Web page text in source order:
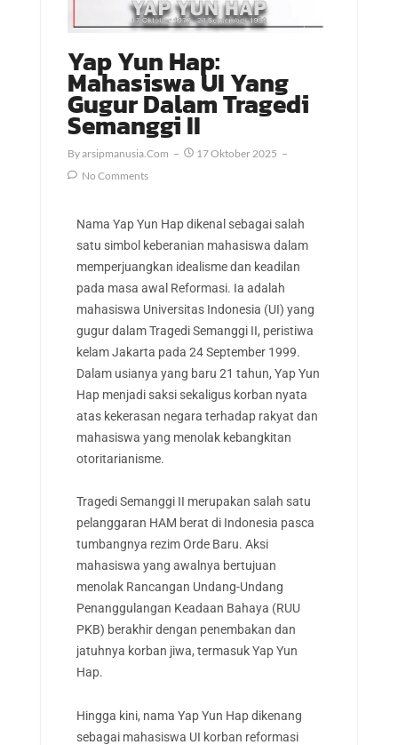
Yap Yun Hap:
Mahasiswa UI Yang
Gugur Dalam Tragedi
Semanggi II
ByArsipmanusia.com
17 Oktober 2025
No Comments
Nama Yap Yun Hap dikenal sebagai salah
satu simbol keberanian mahasiswa dalam
memperjuangkan idealisme dan keadilan
pada masa awal Reformasi. Ia adalah
mahasiswa Universitas Indonesia (UI) yang
gugur dalam Tragedi Semanggi II, peristiwa
kelam Jakarta pada 24 September 1999.
Dalam usianya yang baru 21 tahun, Yap Yun
Hap menjadi saksi sekaligus korban nyata
atas kekerasan negara terhadap rakyat dan
mahasiswa yang menolak kebangkitan
otoritarianisme.
Tragedi Semanggi II merupakan salah satu
pelanggaran HAM berat di Indonesia pasca
tumbangnya rezim Orde Baru. Aksi
mahasiswa yang awalnya bertujuan
menolak Rancangan Undang-Undang
Penanggulangan Keadaan Bahaya (RUU
PKB) berakhir dengan penembakan dan
jatuhnya korban jiwa, termasuk Yap Yun
Hap.
Hingga kini, nama Yap Yun Hap dikenang
sebagai mahasiswa UI korban reformasi